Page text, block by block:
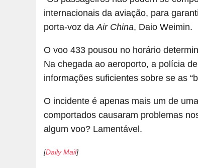
internacionais da aviação, para
porta-voz daAir China, Daio Weimin.
O voo 433 pousou no horário
Na chegada ao aeroporto, a polícia
informações suficientes sobre se as
O incidente é apenas mais um de
comportados causaram problemas
algum voo? Lamentável.
[Daily Mail]